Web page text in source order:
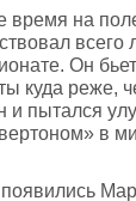
время на
Он
куда реже,
и пытался
в
появились